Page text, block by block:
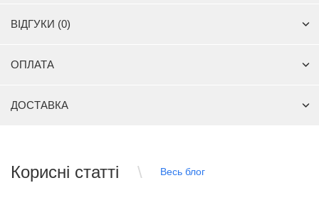
ВІДГУКИ (0)
ОПЛАТА
ДОСТАВКА
Корисні статті Весь блог